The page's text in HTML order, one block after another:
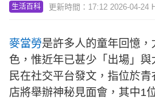
生活百科 更新時間：17:12 2026-04-24
麥當勞是許多人的童年回憶
色，惟近年已甚少「出場」
民在社交平台發文，指位於
店將舉辦神秘見面會，其中1